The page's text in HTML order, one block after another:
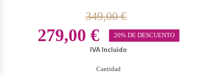
349,00 €
279,00 € 20% DE DESCUENTO
IVA Incluido
Cantidad